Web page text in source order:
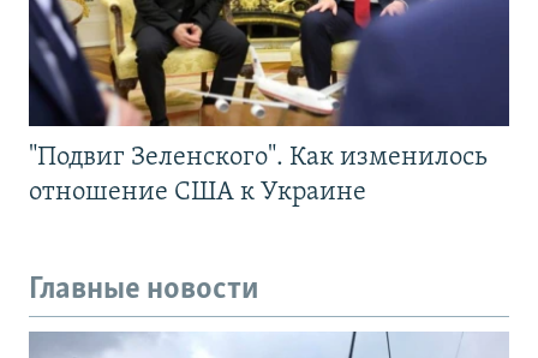
"Подвиг Зеленского". Как изменилось
отношение США к Украине
Главные новости